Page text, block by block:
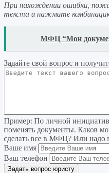
При нахождении ошибки,
текста и нажмите
МФЦ “Мои
Задайте свой вопрос и
Пример: По личной
поменять документы. Каков
сделать все в МФЦ? Или надо
Ваше имя
Ваш телефон